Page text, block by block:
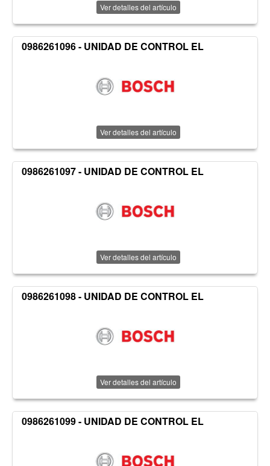
Ver detalles del artículo
0986261096 - UNIDAD DE CONTROL EL
Ver detalles del artículo
0986261097 - UNIDAD DE CONTROL EL
Ver detalles del artículo
0986261098 - UNIDAD DE CONTROL EL
Ver detalles del artículo
0986261099 - UNIDAD DE CONTROL EL